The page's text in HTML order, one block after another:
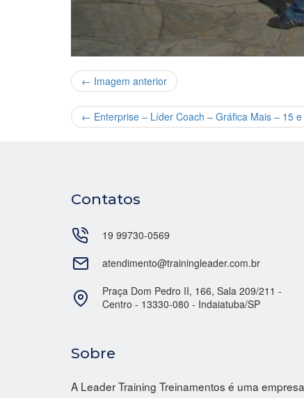
← Imagem anterior
← Enterprise – Líder Coach – Gráfica Mais – 15
Contatos
19 99730-0569
atendimento@trainingleader.com.br
Praça Dom Pedro II, 166, Sala 209/211 -
Centro - 13330-080 - Indaiatuba/SP
Sobre
A Leader Training Treinamentos é uma empresa